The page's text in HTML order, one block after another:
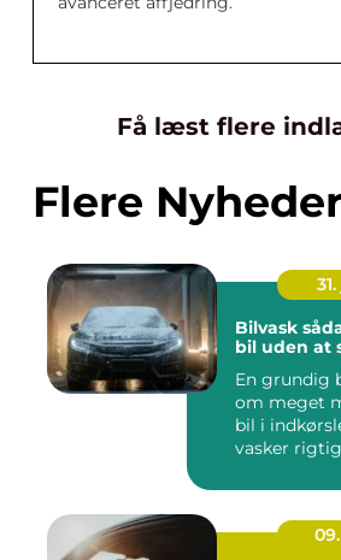
Få læst flere
Flere
Bilvask sådan får du en ren
bil uden at
En grundig
om meget
bil i
vasker